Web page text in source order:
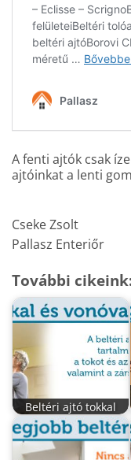
A fenti ajtók csak
ajtóinkat a lenti
Cseke Zsolt
Pallasz Enteriőr
További
Beltéri ajtó tokkal